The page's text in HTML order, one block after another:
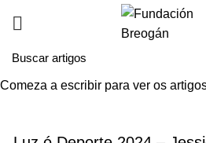
HOME NOVAS
Comeza a escribir para ver os